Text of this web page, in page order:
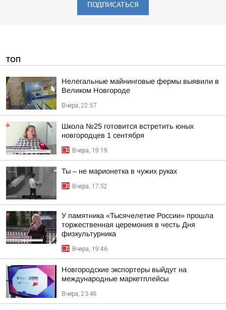
ПОДПИСАТЬСЯ
ТОП
Нелегальные майнинговые фермы выявили в
Великом Новгороде
Вчера, 22:57
Школа №25 готовится встретить юных
новгородцев 1 сентября
Вчера, 19:19
Ты – не марионетка в чужих руках
Вчера, 17:52
У памятника «Тысячелетие России» прошла
торжественная церемония в честь Дня
физкультурника
Вчера, 19:46
Новгородские экспортеры выйдут на
международные маркетплейсы
Вчера, 23:48